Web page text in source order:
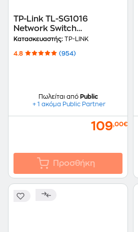
TP-Link TL-SG1016
Network Switch
Unmanaged L2
Θύρες
Κατασκευαστής: TP-LINK
4.8 (954)
Πωλείται από Public
+ 1 ακόμα Public Partner
109,00€
Προσθήκη